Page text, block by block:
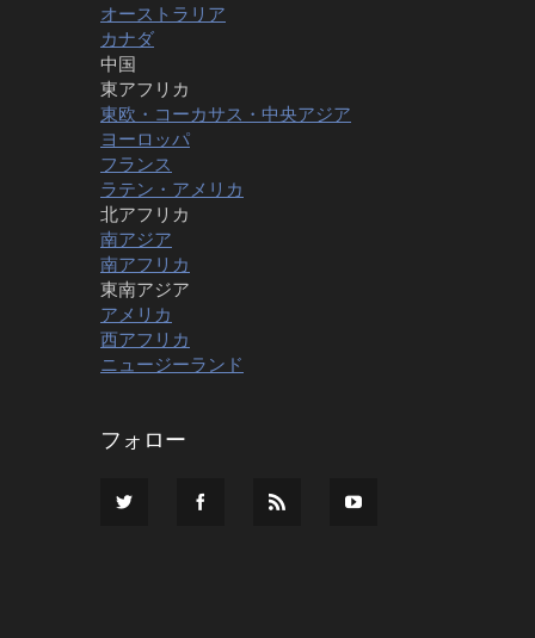
オーストラリア
カナダ
中国
東アフリカ
東欧・コーカサス・中央アジア
ヨーロッパ
フランス
ラテン・アメリカ
北アフリカ
南アジア
南アフリカ
東南アジア
アメリカ
西アフリカ
ニュージーランド
フォロー